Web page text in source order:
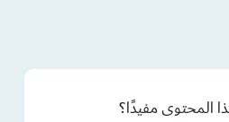
المحتوى مفيدًا؟